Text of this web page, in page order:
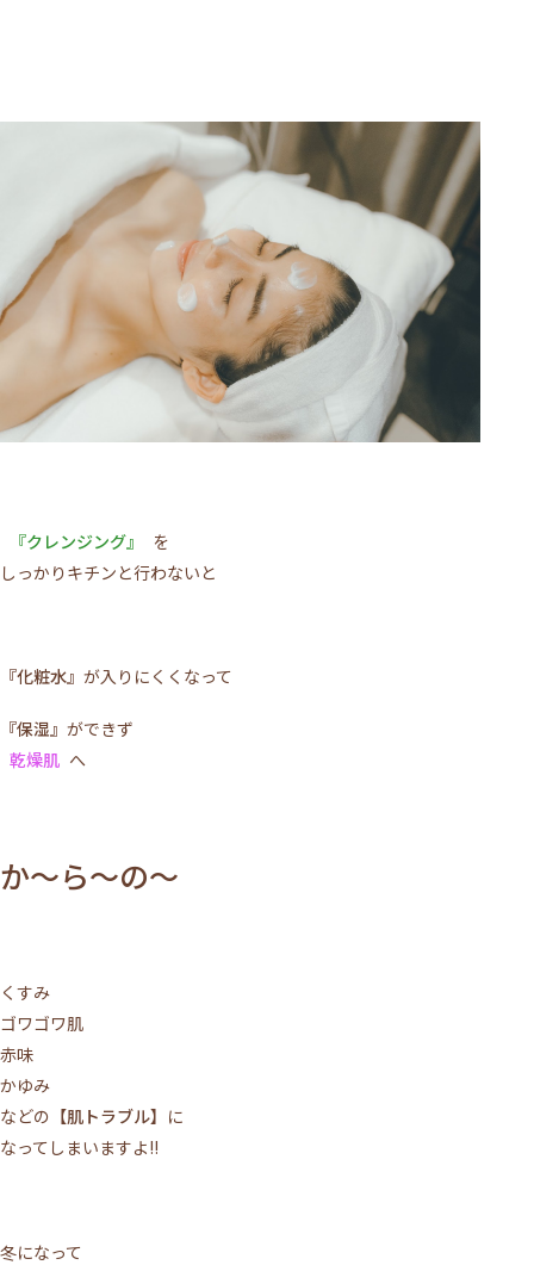
『クレンジング』
を
しっかりキチンと行わないと
『化粧水』 が入りにくくなって
『保湿』 ができず
乾燥肌 へ
か～ら～の～
くすみ
ゴワゴワ肌
赤味
かゆみ
などの 【肌トラブル】 に
なってしまいますよ!!
冬になって